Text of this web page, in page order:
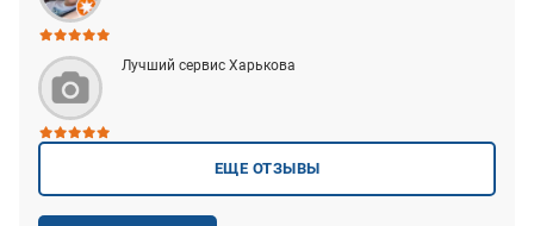
Лучший сервис Харькова
ЕЩЕ ОТЗЫВЫ